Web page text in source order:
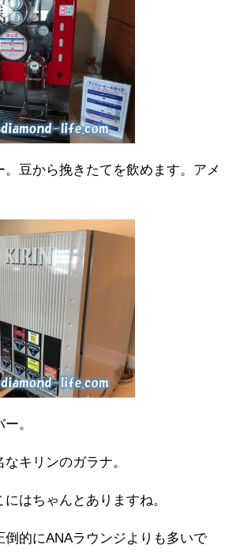
。豆から挽きたてを飲めます。アメ
。
キリンのガラナ。
はちゃんとありますね。
倒的にANAラウンジよりも多いで